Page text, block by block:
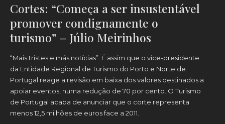
Cortes: “Começa a ser insustentável
promover condignamente o
turismo” – Júlio Meirinhos
“Mais tristes e más notícias”. É assim que o vice-presidente
da Entidade Regional de Turismo do Porto e Norte de
Portugal reage a revisão em baixa dos valores destinados a
apoiar eventos, numa redução de 70 por cento. O Turismo
de Portugal acaba de anunciar que o corte representa
menos 12,5 milhões de euros face a 2011.